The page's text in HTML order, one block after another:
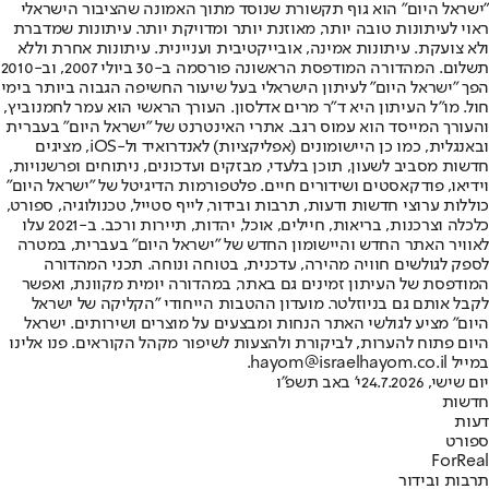
"ישראל היום" הוא גוף תקשורת שנוסד מתוך האמונה שהציבור הישראלי
ראוי לעיתונות טובה יותר, מאוזנת יותר ומדויקת יותר. עיתונות שמדברת
ולא צועקת. עיתונות אמינה, אובייקטיבית ועניינית. עיתונות אחרת וללא
תשלום. המהדורה המודפסת הראשונה פורסמה ב-30 ביולי 2007, וב-2010
הפך "ישראל היום" לעיתון הישראלי בעל שיעור החשיפה הגבוה ביותר בימי
חול. מו"ל העיתון היא ד"ר מרים אדלסון. העורך הראשי הוא עמר לחמנוביץ,
והעורך המייסד הוא עמוס רגב. אתרי האינטרנט של "ישראל היום" בעברית
ובאנגלית, כמו כן היישומונים (אפליקציות) לאנדרואיד ול-iOS, מציגים
חדשות מסביב לשעון, תוכן בלעדי, מבזקים ועדכונים, ניתוחים ופרשנויות,
וידיאו, פודקאסטים ושידורים חיים. פלטפורמות הדיגיטל של "ישראל היום"
כוללות ערוצי חדשות ודעות, תרבות ובידור, לייף סטייל, טכנולוגיה, ספורט,
כלכלה וצרכנות, בריאות, חיילים, אוכל, יהדות, תיירות ורכב. ב-2021 עלו
לאוויר האתר החדש והיישומון החדש של "ישראל היום" בעברית, במטרה
לספק לגולשים חוויה מהירה, עדכנית, בטוחה ונוחה. תכני המהדורה
המודפסת של העיתון זמינים גם באתר, במהדורה יומית מקוונת, ואפשר
לקבל אותם גם בניוזלטר. מועדון ההטבות הייחודי "הקליקה של ישראל
היום" מציע לגולשי האתר הנחות ומבצעים על מוצרים ושירותים. ישראל
היום פתוח להערות, לביקורת ולהצעות לשיפור מקהל הקוראים. פנו אלינו
במייל hayom@israelhayom.co.il.
יום שישי, 24.7.2026
י' באב תשפ"ו
חדשות
דעות
ספורט
ForReal
תרבות ובידור